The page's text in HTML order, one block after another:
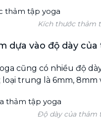
Kích thước thảm
dựa vào độ dày
cũng có nhiều độ
loại trung là 6mm, 8mm
Độ dày của thảm